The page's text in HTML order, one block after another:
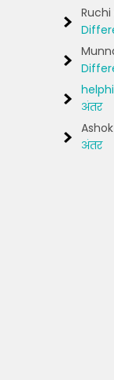
Ruchi
अंतर
अंतर